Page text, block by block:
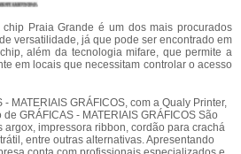
Praia Grande é um dos mais procurados
versatilidade, já que pode ser encontrado em
além da tecnologia mifare, que permite a
em locais que necessitam controlar o acesso
MATERIAIS GRÁFICOS, com a Qualy Printer,
GRÁFICAS - MATERIAIS GRÁFICOS São
argox, impressora ribbon, cordão para crachá
entre outras alternativas. Apresentando